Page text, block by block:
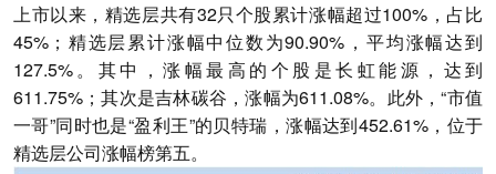
上市以来，精选层共有32只个股累计涨幅超过100%，占比
45%；精选层累计涨幅中位数为90.90%，平均涨幅达到
127.5%。其中，涨幅最高的个股是长虹能源，达到
611.75%；其次是吉林碳谷，涨幅为611.08%。此外，“市值
一哥”同时也是“盈利王”的贝特瑞，涨幅达到452.61%，位于
精选层公司涨幅榜第五。